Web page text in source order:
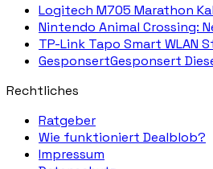
Logitech M705 Marathon
Nintendo Animal Crossing:
TP-Link Tapo Smart WLAN
GesponsertGesponsert
Rechtliches
Ratgeber
Wie funktioniert Dealblob?
Impressum